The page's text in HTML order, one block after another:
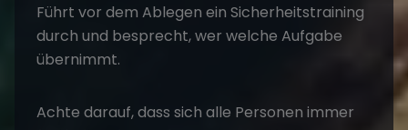
Führt vor dem Ablegen ein Sicherheitstraining
durch und besprecht, wer welche Aufgabe
übernimmt.
Achte darauf, dass sich alle Personen immer